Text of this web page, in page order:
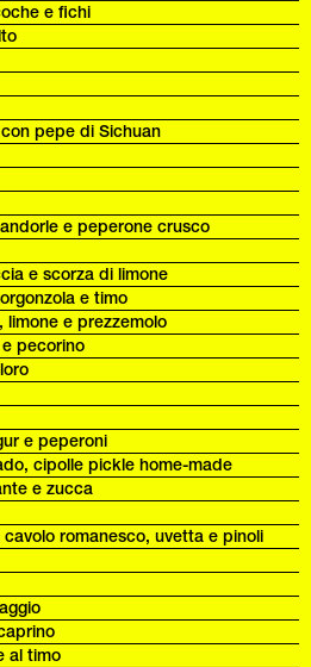
e fichi
pepe di Sichuan
e peperone crusco
e scorza di limone
e timo
e prezzemolo
pecorino
e peperoni
cipolle pickle home-made
e zucca
romanesco, uvetta e pinoli
al timo